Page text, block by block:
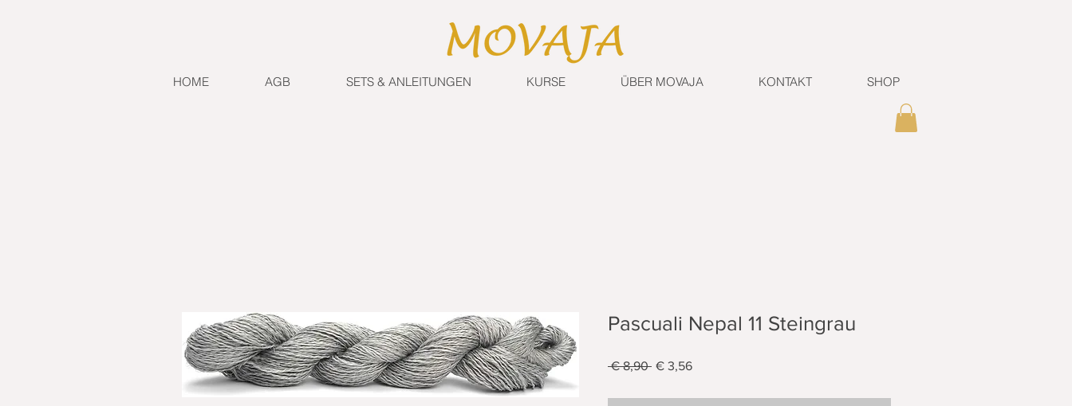
HOME AGB SETS & ANLEITUNGEN KURSE ÜBER MOVAJA KONTAKT SHOP
Pascuali Nepal 11 Steingrau
€ 8,90 Standardpreis
€ 3,56Sale-